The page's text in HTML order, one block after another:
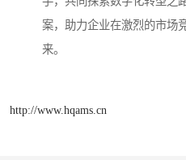
案，助力企业在激烈的市场
来。
http://www.hqams.cn